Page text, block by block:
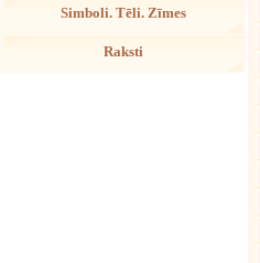
Simboli. Tēli. Zīmes
Raksti